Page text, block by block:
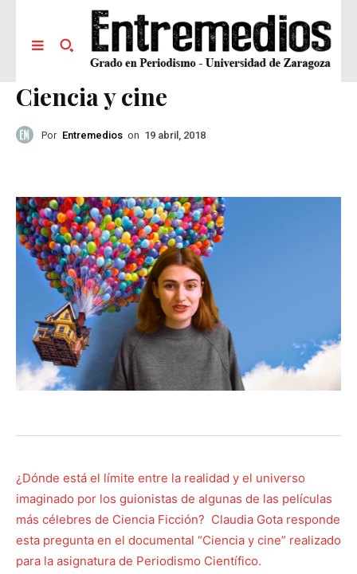
Ciencia y cine
Por Entremedios on 19 abril, 2018
¿Dónde está el límite entre la realidad y el universo
imaginado por los guionistas de algunas de las películas
más célebres de Ciencia Ficción? Claudia Gota responde
esta pregunta en el documental “Ciencia y cine” realizado
para la asignatura de Periodismo Científico.